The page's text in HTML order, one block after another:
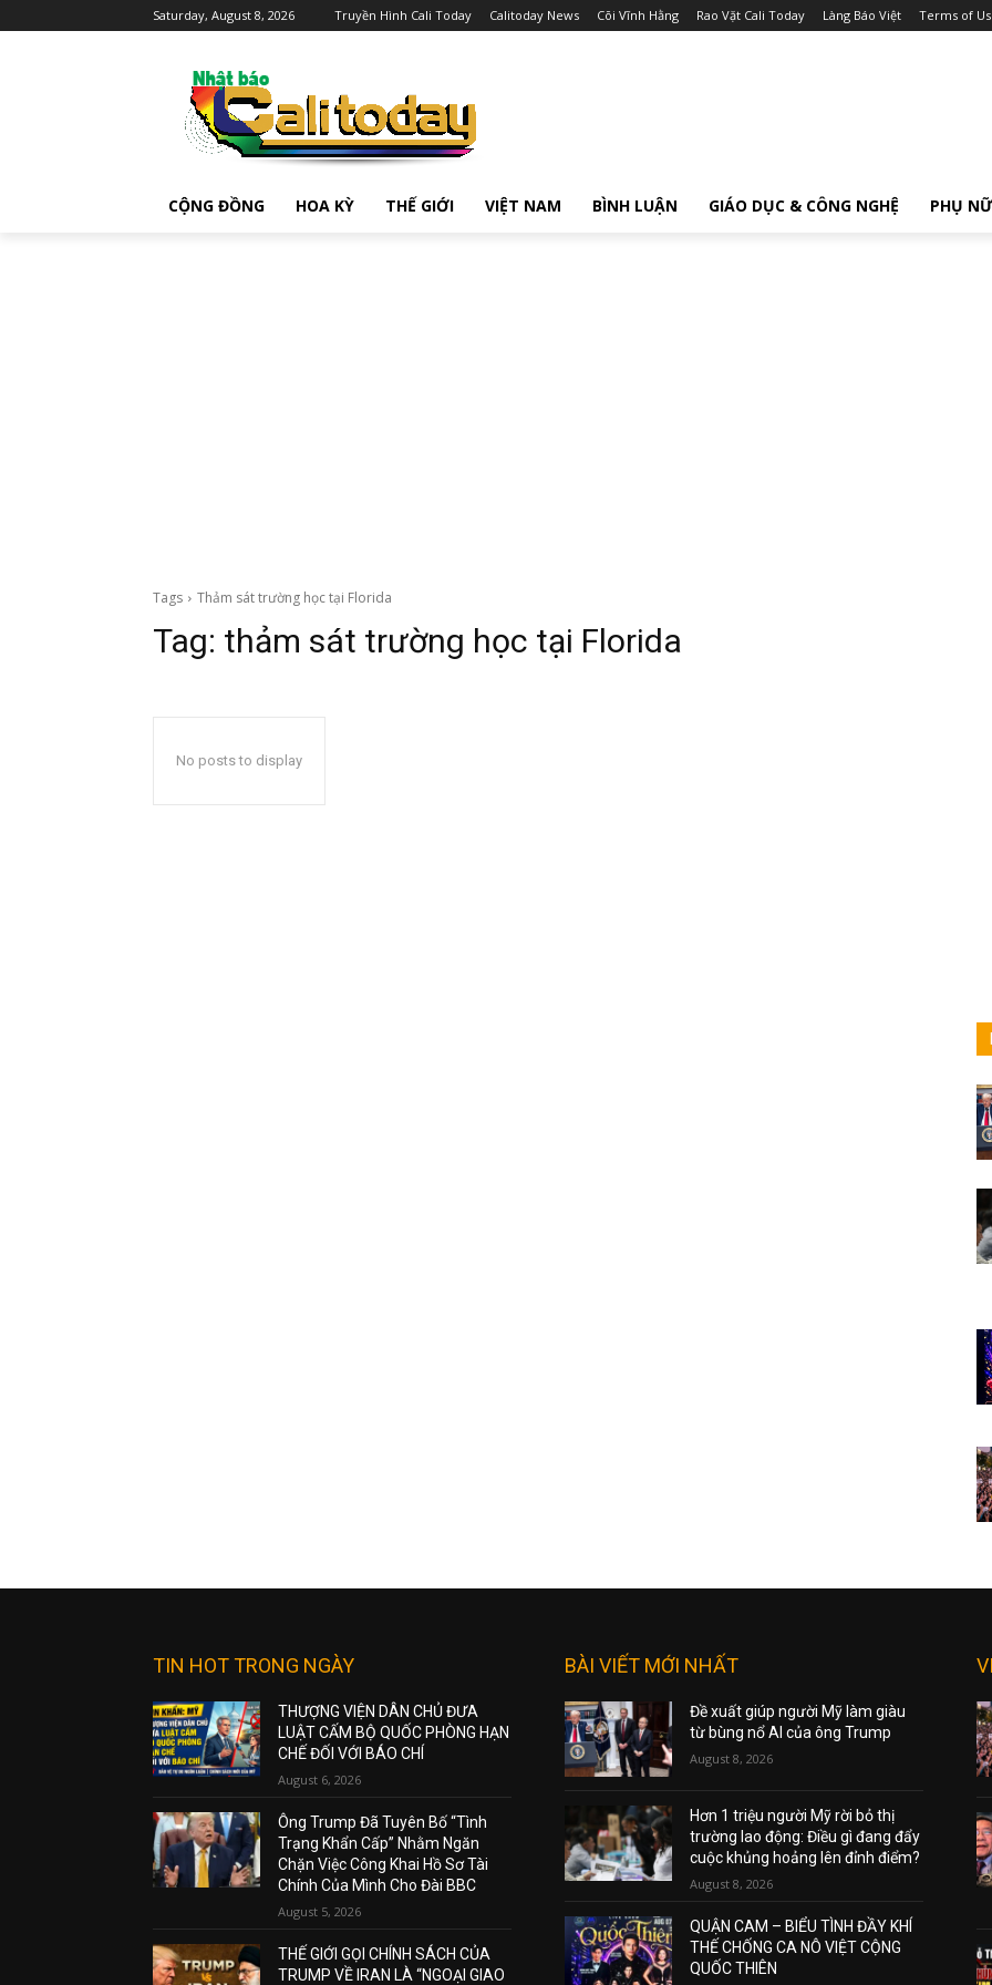
Saturday, August 8, 2026 Truyền Hình Cali Today Calitoday News Cõi Vĩnh Hằng Rao Vặt Cali Today Làng Báo Việt Terms of
CỘNG ĐỒNG HOA KỲ THẾ GIỚI VIỆT NAM BÌNH LUẬN GIÁO DỤC & CÔNG NGHỆ PHỤ NỮ
Tags Thảm sát trường học tại Florida
Tag: thảm sát trường học tại Florida
No posts to display
TIN HOT TRONG NGÀY
THƯỢNG VIỆN DÂN CHỦ ĐƯA
LUẬT CẤM BỘ QUỐC PHÒNG HẠN
CHẾ ĐỐI VỚI BÁO CHÍ
August 6, 2026
Ông Trump Đã Tuyên Bố “Tình
Trạng Khẩn Cấp” Nhằm Ngăn
Chặn Việc Công Khai Hồ Sơ Tài
Chính Của Mình Cho Đài BBC
August 5, 2026
THẾ GIỚI GỌI CHÍNH SÁCH CỦA
TRUMP VỀ IRAN LÀ “NGOẠI GIAO
BÀI VIẾT MỚI NHẤT
Đề xuất giúp người Mỹ làm giàu
từ bùng nổ AI của ông Trump
August 8, 2026
Hơn 1 triệu người Mỹ rời bỏ thị
trường lao động: Điều gì đang đẩy
cuộc khủng hoảng lên đỉnh điểm?
August 8, 2026
QUẬN CAM – BIỂU TÌNH ĐẦY KHÍ
THẾ CHỐNG CA NÔ VIỆT CỘNG
QUỐC THIÊN